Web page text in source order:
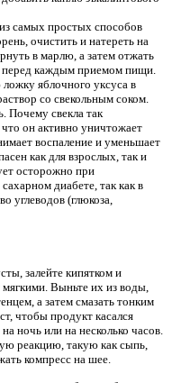
самых простых способов
очистить и натереть на
в марлю, а затем отжать
перед каждым приемом пищи.
яблочного уксуса в
со свекольным соком.
Почему свекла так
он активно уничтожает
воспаление и уменьшает
как для взрослых, так и
осторожно при
диабете, так как в
углеводов (глюкоза,
залейте кипятком и
Выньте их из воды,
а затем смазать тонким
чтобы продукт касался
ночь или на несколько часов.
реакцию, такую ​​как сыпь,
компресс на шее.